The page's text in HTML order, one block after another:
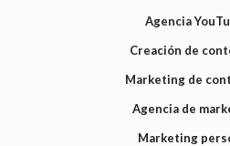
Agencia
Creación de
Marketing de
Agencia de
Marketing